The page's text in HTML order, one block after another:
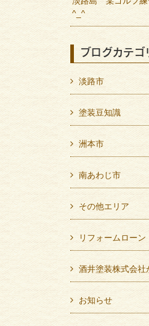
^_^
ブログカテゴ
淡路市
塗装豆知識
洲本市
南あわじ市
その他エリア
リフォームローン
酒井塗装株式会社
お知らせ